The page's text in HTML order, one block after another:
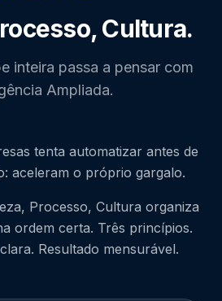
Cultura.
inteira passa a pensar com
Ampliada.
tenta automatizar antes de
aceleram o próprio gargalo.
Processo, Cultura organiza
ordem certa. Três princípios.
Resultado mensurável.